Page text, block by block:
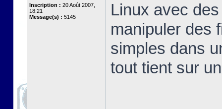
Inscription : 20 Août 2007,
18:21
Message(s) : 5145
Linux avec
manipuler des
simples dans
tout tient sur